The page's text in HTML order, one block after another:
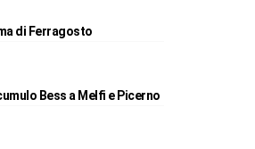
di Ferragosto
Bess a Melfi e Picerno